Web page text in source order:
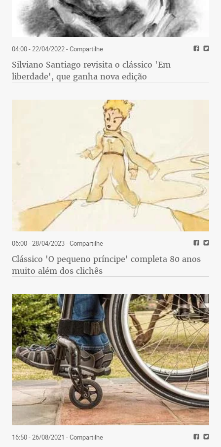
04:00 - 22/04/2022- Compartilhe
Silviano Santiago revisita o clássico 'Em
liberdade', que ganha nova edição
06:00 - 28/04/2023- Compartilhe
Clássico 'O pequeno príncipe' completa 80 anos
muito além dos clichês
16:50 - 26/08/2021 - Compartilhe